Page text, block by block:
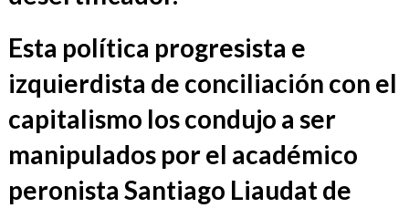
Esta política progresista e
izquierdista de conciliación con el
capitalismo los condujo a ser
manipulados por el académico
peronista Santiago Liaudat de